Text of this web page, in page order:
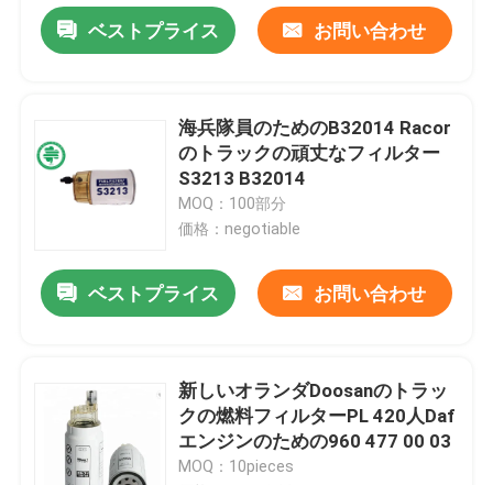
プロダクト
ビデオ
ベストプライス お問い合わせ
海兵隊員のためのB32014 Racor
のトラックの頑丈なフィルター
S3213 B32014
MOQ：100部分
価格：negotiable
ベストプライス お問い合わせ
新しいオランダDoosanのトラッ
クの燃料フィルターPL 420人Daf
エンジンのための960 477 00 03
MOQ：10pieces